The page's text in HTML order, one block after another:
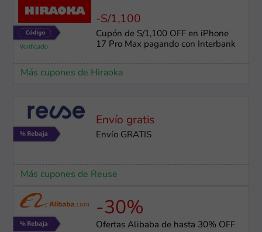
-S/1,100
Cupón de S/1,100 OFF en iPhone
17 Pro Max pagando con Interbank
Más cupones de Hiraoka
Envío gratis
Envío GRATIS
Más cupones de Reuse
-30%
Ofertas Alibaba de hasta 30% OFF